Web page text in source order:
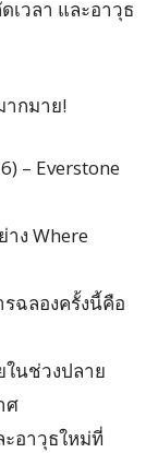
เวลา และอาวุธ
ากมาย!
– Everstone
าง Where
ฉลองครั้งนี้คือ
ในช่วงปลาย
ศ
อาวุธใหม่ที่